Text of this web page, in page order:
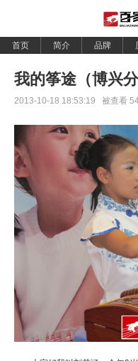
首页 简介 品牌
我的筝途（博兴
2013-10-18 18:53:19 被查看